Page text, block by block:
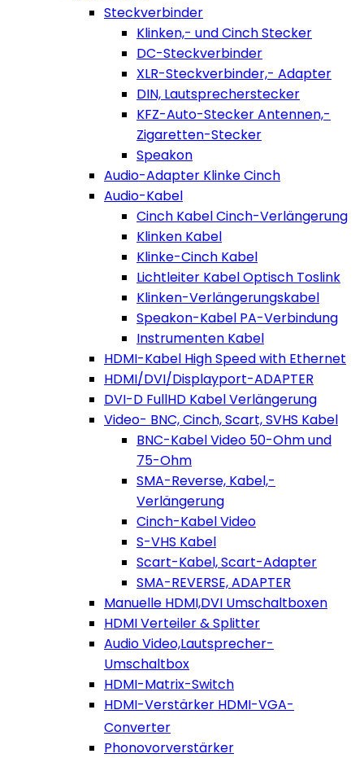
Steckverbinder
Klinken,- und Cinch Stecker
DC-Steckverbinder
XLR-Steckverbinder,- Adapter
DIN, Lautsprecherstecker
KFZ-Auto-Stecker Antennen,-
Zigaretten-Stecker
Speakon
Audio-Adapter Klinke Cinch
Audio-Kabel
Cinch Kabel Cinch-Verlängerung
Klinken Kabel
Klinke-Cinch Kabel
Lichtleiter Kabel Optisch Toslink
Klinken-Verlängerungskabel
Speakon-Kabel PA-Verbindung
Instrumenten Kabel
HDMI-Kabel High Speed with Ethernet
HDMI/DVI/Displayport-ADAPTER
DVI-D FullHD Kabel Verlängerung
Video- BNC, Cinch, Scart, SVHS Kabel
BNC-Kabel Video 50-Ohm und
75-Ohm
SMA-Reverse, Kabel,-
Verlängerung
Cinch-Kabel Video
S-VHS Kabel
Scart-Kabel, Scart-Adapter
SMA-REVERSE, ADAPTER
Manuelle HDMI,DVI Umschaltboxen
HDMI Verteiler & Splitter
Audio Video,Lautsprecher-
Umschaltbox
HDMI-Matrix-Switch
HDMI-Verstärker HDMI-VGA-
Converter
Phonovorverstärker